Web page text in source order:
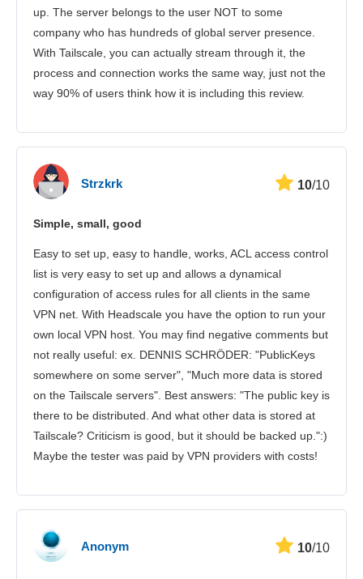
up. The server belongs to the user NOT to some
company who has hundreds of global server presence.
With Tailscale, you can actually stream through it, the
process and connection works the same way, just not the
way 90% of users think how it is including this review.
Strzkrk 10/10
Simple, small, good
Easy to set up, easy to handle, works, ACL access control
list is very easy to set up and allows a dynamical
configuration of access rules for all clients in the same
VPN net. With Headscale you have the option to run your
own local VPN host. You may find negative comments but
not really useful: ex. DENNIS SCHRÖDER: "PublicKeys
somewhere on some server", "Much more data is stored
on the Tailscale servers". Best answers: "The public key is
there to be distributed. And what other data is stored at
Tailscale? Criticism is good, but it should be backed up.":)
Maybe the tester was paid by VPN providers with costs!
Anonym 10/10